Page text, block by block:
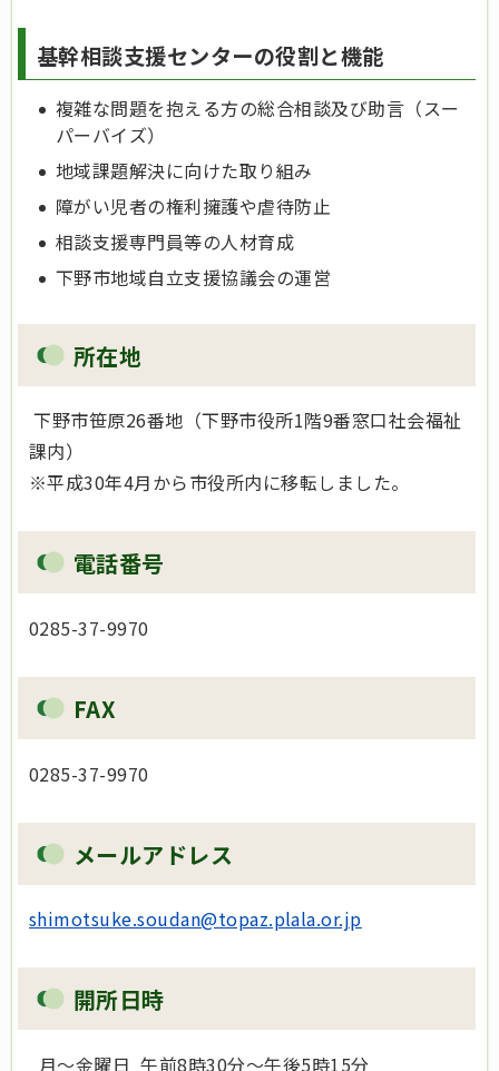
基幹相談支援センターの役割と機能
複雑な問題を抱える方の総合相談及び助言（スー
パーバイズ）
地域課題解決に向けた取り組み
障がい児者の権利擁護や虐待防止
相談支援専門員等の人材育成
下野市地域自立支援協議会の運営
所在地
下野市笹原26番地（下野市役所1階9番窓口社会福祉
課内）
※平成30年4月から市役所内に移転しました。
電話番号
0285-37-9970
FAX
0285-37-9970
メールアドレス
shimotsuke.soudan@topaz.plala.or.jp
開所日時
月～金曜日 午前8時30分～午後5時15分